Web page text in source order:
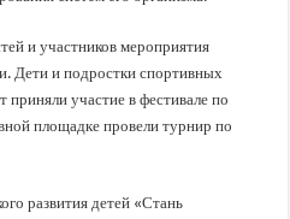
и участников мероприятия
Дети и подростки спортивных
приняли участие в фестивале по
площадке провели турнир по
развития детей «Стань